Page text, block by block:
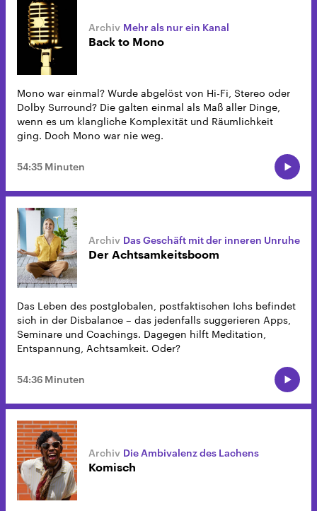
Mehr als nur ein Kanal
Back to Mono
Mono war einmal? Wurde abgelöst von Hi-Fi, Stereo oder
Dolby Surround? Die galten einmal als Maß aller Dinge,
wenn es um klangliche Komplexität und Räumlichkeit
ging. Doch Mono war nie weg.
54:35 Minuten
Das Geschäft mit der inneren Unruhe
Der Achtsamkeitsboom
Das Leben des postglobalen, postfaktischen Ichs befindet
sich in der Disbalance – das jedenfalls suggerieren Apps,
Seminare und Coachings. Dagegen hilft Meditation,
Entspannung, Achtsamkeit. Oder?
54:36 Minuten
Die Ambivalenz des Lachens
Komisch